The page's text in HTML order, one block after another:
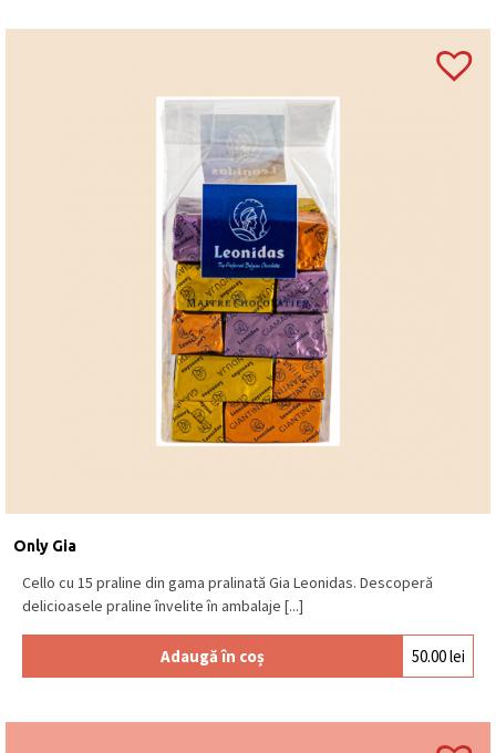
Informații despre ciocolata Leonidas
Ciocolata Leonidas folosește 100% unt de cacao.
Produsele Leonidas nu conțin ulei de palmier.
Leonidas este cunoscut pentru praline belgiene
realizate după rețete tradiționale.
ÎNTREBĂRI FRECVENTE (FAQ)
Ce conține acest produs Leonidas?
Conține 6 jeleuri din pastă de fructe și 2 demi-
tranche, cu arome variate.
Unde sunt realizate produsele Leonidas?
Produsele sunt realizate în Belgia, respectând
standardele brandului.
Este acest produs potrivit pentru consum zilnic?
Nu, acest produs nu este de post. Demi-tranche-
Ce arome au jeleurile?
cireșe, smochine, căpșune, piersici, mandarine, pere
și mere.
Este potrivit pentru mici atenții, vizite, pauze dulci la
Only Gia
Cello cu 15 praline din gama pralinată Gia Leonidas. Descoperă
delicioasele praline învelite în ambalaje [...]
Adaugă în coș 50.00lei